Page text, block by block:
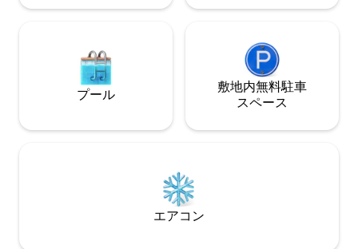
をお楽しみいただけるようにしたりしま
プール
敷地内無料駐⁠車
ス⁠ペ⁠ー⁠ス
エアコン